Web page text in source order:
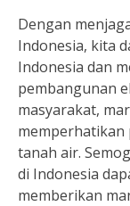
Dengan
Indonesia, kita
Indonesia dan
pembangunan
masyarakat,
memperhatikan
tanah air.
di Indonesia
memberikan